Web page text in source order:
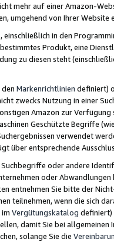
mehr auf einer Amazon-
umgehend von Ihrer
in den
Produkt, eine
zu diesen steht
Markenrichtlinien definiert)
zwecks Nutzung in einer
Amazon zur
Geschützte Begriffe
verwendet
über entsprechende
oder andere
oder
entnehmen Sie bitte der
teilnehmen, wenn die sich
Vergütungskatalog definiert)
damit Sie bei
solange Sie die